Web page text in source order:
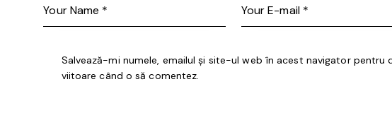
Salvează-mi numele, emailul și site-ul web în acest navigator pentru
viitoare când o să comentez.